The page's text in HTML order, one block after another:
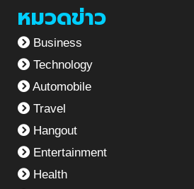
หมวดข่าว
Business
Technology
Automobile
Travel
Hangout
Entertainment
Health